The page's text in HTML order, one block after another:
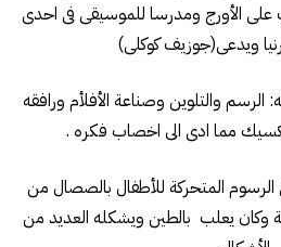
على الأورج ومدرسا للموسيقى فى احدى
ويدعى(جوزيف كوكلى)
الرسم والتلوين وصناعة الأفلأم ورافقه
مما ادى الى اخصاب فكره .
الرسوم المتحركة للأطفال بالصصال من
وكان يعلب بالطين ويشكله العديد من